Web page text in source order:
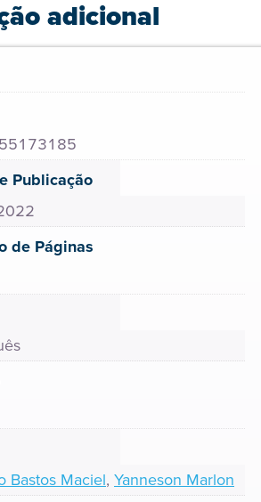
adicional
Publicação
de Páginas
Bastos Maciel, Yanneson Marlon